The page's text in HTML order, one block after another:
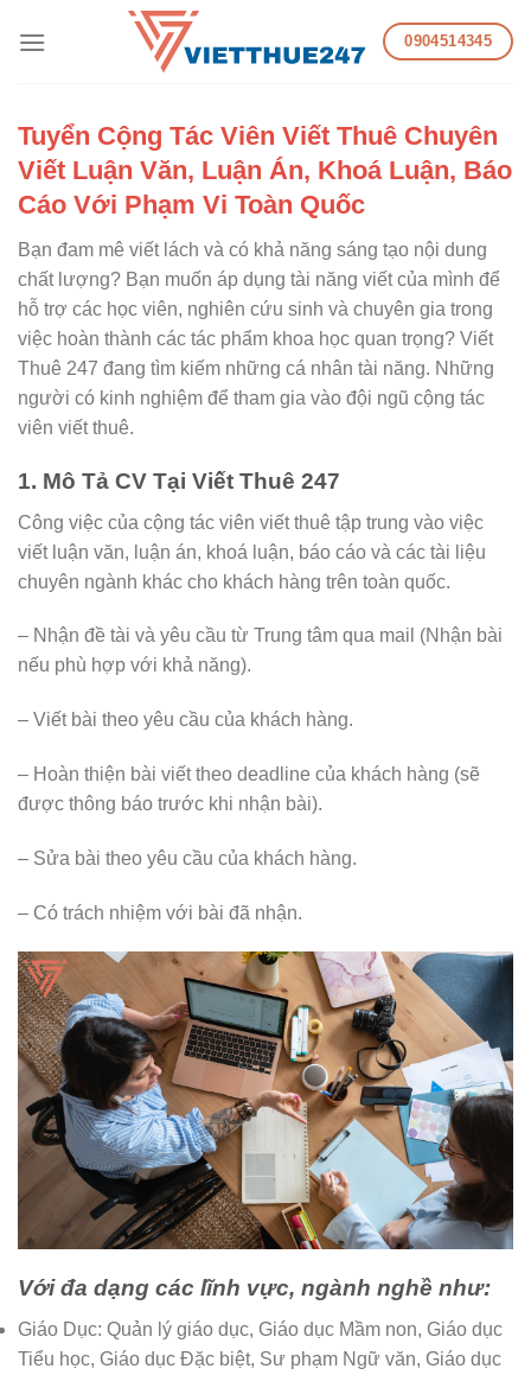
0904514345
Tuyển Cộng Tác Viên Viết Thuê Chuyên
Viết Luận Văn, Luận Án, Khoá Luận, Báo
Cáo Với Phạm Vi Toàn Quốc
Bạn đam mê viết lách và có khả năng sáng tạo nội dung
chất lượng? Bạn muốn áp dụng tài năng viết của mình để
hỗ trợ các học viên, nghiên cứu sinh và chuyên gia trong
việc hoàn thành các tác phẩm khoa học quan trọng? Viết
Thuê 247 đang tìm kiếm những cá nhân tài năng. Những
người có kinh nghiệm để tham gia vào đội ngũ cộng tác
viên viết thuê.
1. Mô Tả CV Tại Viết Thuê 247
Công việc của cộng tác viên viết thuê tập trung vào việc
viết luận văn, luận án, khoá luận, báo cáo và các tài liệu
chuyên ngành khác cho khách hàng trên toàn quốc.
– Nhận đề tài và yêu cầu từ Trung tâm qua mail (Nhận bài
nếu phù hợp với khả năng).
– Viết bài theo yêu cầu của khách hàng.
– Hoàn thiện bài viết theo deadline của khách hàng (sẽ
được thông báo trước khi nhận bài).
– Sửa bài theo yêu cầu của khách hàng.
– Có trách nhiệm với bài đã nhận.
Với đa dạng các lĩnh vực, ngành nghề như:
Giáo Dục: Quản lý giáo dục, Giáo dục Mầm non, Giáo dục
Tiểu học, Giáo dục Đặc biệt, Sư phạm Ngữ văn, Giáo dục